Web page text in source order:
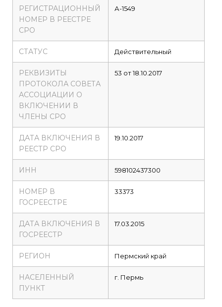
РЕГИСТРАЦИОННЫЙ
НОМЕР В РЕЕСТРЕ
СРО
А-1549
СТАТУС Действительный
РЕКВИЗИТЫ
ПРОТОКОЛА СОВЕТА
АССОЦИАЦИИ О
ВКЛЮЧЕНИИ В
ЧЛЕНЫ СРО
53 от 18.10.2017
ДАТА ВКЛЮЧЕНИЯ В
РЕЕСТР СРО
19.10.2017
ИНН 598102437300
НОМЕР В
ГОСРЕЕСТРЕ
33373
ДАТА ВКЛЮЧЕНИЯ В
ГОСРЕЕСТР
17.03.2015
РЕГИОН Пермский край
НАСЕЛЕННЫЙ
ПУНКТ
г. Пермь